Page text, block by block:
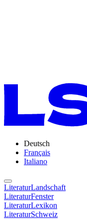
Deutsch
Français
Italiano
LiteraturLandschaft
LiteraturFenster
LiteraturLexikon
LiteraturSchweiz